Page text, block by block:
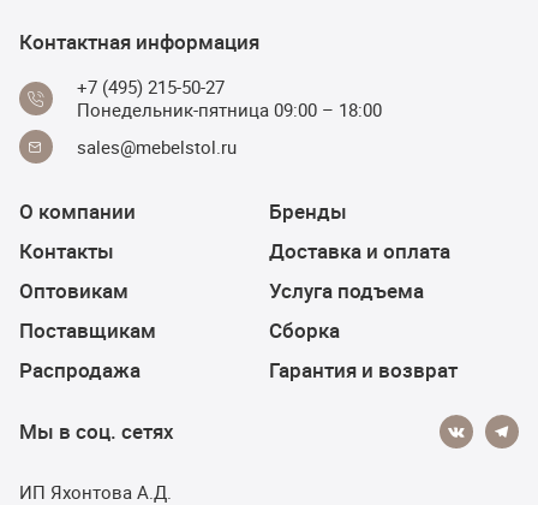
Контактная информация
+7 (495) 215-50-27
Понедельник-пятница 09:00 – 18:00
sales@mebelstol.ru
О компании
Контакты
Оптовикам
Поставщикам
Распродажа
Бренды
Доставка и оплата
Услуга подъема
Сборка
Гарантия и возврат
Мы в соц. сетях
ИП Яхонтова А.Д.